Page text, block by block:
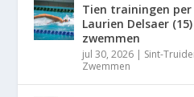
Tien trainingen per
Laurien Delsaer
zwemmen
jul 30, 2026 | Sint-
Zwemmen